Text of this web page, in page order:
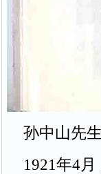
孙中山先
1921年4月